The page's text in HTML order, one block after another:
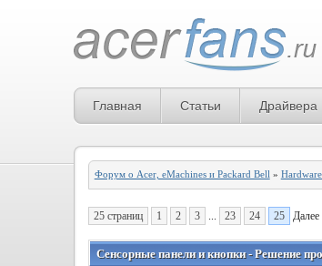
Главная Статьи Драйвера
Форум о Acer, eMachines и Packard Bell »
25 страниц 1 2 3 ... 23 24 25 Далее
Сенсорные панели и кнопки - Решение